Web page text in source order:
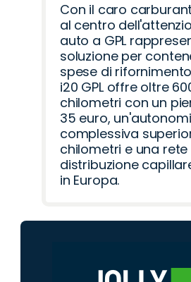
Con il caro
al centro
auto a GPL
soluzione per
spese di
i20 GPL offre oltre
chilometri con un
35 euro,
complessiva
chilometri e una rete
distribuzione
in Europa.